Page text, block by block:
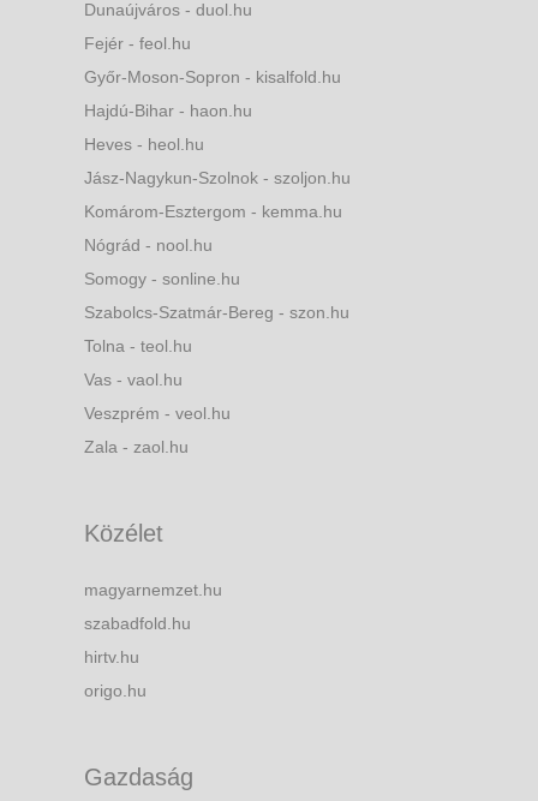
Dunaújváros - duol.hu
Fejér - feol.hu
Győr-Moson-Sopron - kisalfold.hu
Hajdú-Bihar - haon.hu
Heves - heol.hu
Jász-Nagykun-Szolnok - szoljon.hu
Komárom-Esztergom - kemma.hu
Nógrád - nool.hu
Somogy - sonline.hu
Szabolcs-Szatmár-Bereg - szon.hu
Tolna - teol.hu
Vas - vaol.hu
Veszprém - veol.hu
Zala - zaol.hu
Közélet
magyarnemzet.hu
szabadfold.hu
hirtv.hu
origo.hu
Gazdaság